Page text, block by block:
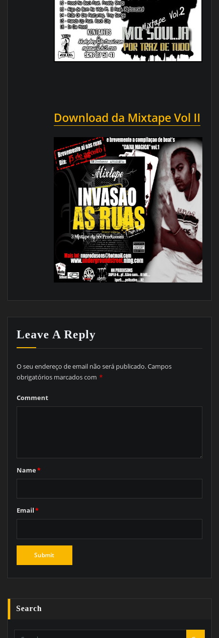
Download da Mixtape Vol II
Leave A Reply
O seu endereço de email não será publicado.Campos
obrigatórios marcados com *
Comment
Name*
Email*
Search